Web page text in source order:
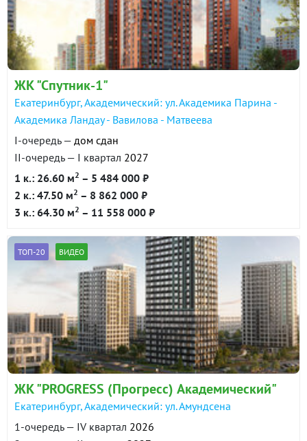
ЖК "Спутник-1"
Екатеринбург, Академический: ул. Академика Парина -
Академика Ландау - Вавилова - Матвеева
I-очередь — дом сдан
II-очередь — I квартал 2027
1 к.: 26.60 м2 – 5 484 000 ₽
2 к.: 47.50 м2 – 8 862 000 ₽
3 к.: 64.30 м2 – 11 558 000 ₽
ТОП-20 ВИДЕО
ЖК "PROGRESS (Прогресс) Академический"
Екатеринбург, Академический: ул. Амундсена
1-очередь — IV квартал 2026